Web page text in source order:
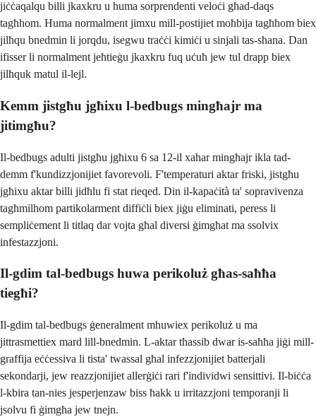
jiċċaqalqu billi jkaxkru u huma sorprendenti veloċi għad-daqs
tagħhom. Huma normalment jimxu mill-postijiet moħbija tagħhom biex
jilħqu bnedmin li jorqdu, isegwu traċċi kimiċi u sinjali tas-sħana. Dan
ifisser li normalment jeħtieġu jkaxkru fuq uċuħ jew tul drapp biex
jilħquk matul il-lejl.
Kemm jistgħu jgħixu l-bedbugs mingħajr ma
jitimgħu?
Il-bedbugs adulti jistgħu jgħixu 6 sa 12-il xahar mingħajr ikla tad-
demm f'kundizzjonijiet favorevoli. F'temperaturi aktar friski, jistgħu
jgħixu aktar billi jidħlu fi stat rieqed. Din il-kapaċità ta' sopravivenza
tagħmilhom partikolarment diffiċli biex jiġu eliminati, peress li
sempliċement li titlaq dar vojta għal diversi ġimgħat ma ssolvix
infestazzjoni.
Il-gdim tal-bedbugs huwa perikoluż għas-saħħa
tiegħi?
Il-gdim tal-bedbugs ġeneralment mhuwiex perikoluż u ma
jittrasmettiex mard lill-bnedmin. L-aktar tħassib dwar is-saħħa jiġi mill-
graffija eċċessiva li tista' twassal għal infezzjonijiet batterjali
sekondarji, jew reazzjonijiet allerġiċi rari f'individwi sensittivi. Il-biċċa
l-kbira tan-nies jesperjenzaw biss ħakk u irritazzjoni temporanji li
jsolvu fi ġimgħa jew tnejn.